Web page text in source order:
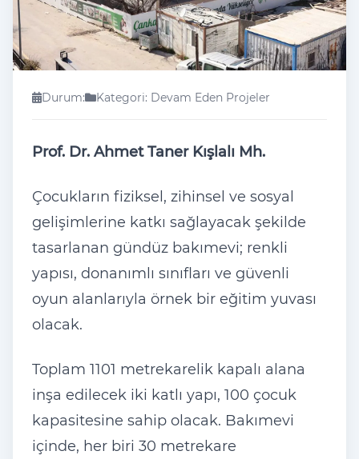
Durum: Kategori: Devam Eden Projeler
Prof. Dr. Ahmet Taner Kışlalı Mh.
Çocukların fiziksel, zihinsel ve sosyal
gelişimlerine katkı sağlayacak şekilde
tasarlanan gündüz bakımevi; renkli
yapısı, donanımlı sınıfları ve güvenli
oyun alanlarıyla örnek bir eğitim yuvası
olacak.
Toplam 1101 metrekarelik kapalı alana
inşa edilecek iki katlı yapı, 100 çocuk
kapasitesine sahip olacak. Bakımevi
içinde, her biri 30 metrekare